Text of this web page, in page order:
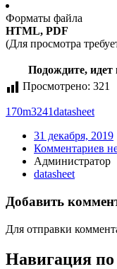
Форматы файла
HTML, PDF
(Для просмотра
Подождите, идет
Просмотрено: 321
170m3241datasheet
31 декабря, 2019
Комментариев
Администратор
datasheet
Добавить
Для отправки
Навигация по